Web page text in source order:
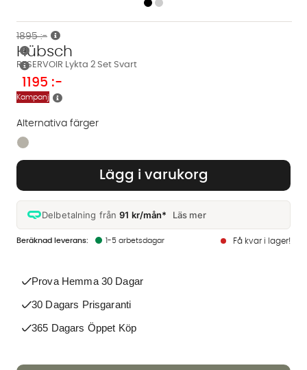
RESERVOIR Lykta 2 Set Svart
Hübsch
1195 :-
1895 :-
Kampanj
Lägg i varukorg
Delbetalning från91 kr/mån* Läs mer
1-5 arbetsdagar Få kvar i lager!
Alternativa färger
Finns även i dessa färger:
Prova Hemma 30 Dagar
30 Dagars Prisgaranti
365 Dagars Öppet Köp